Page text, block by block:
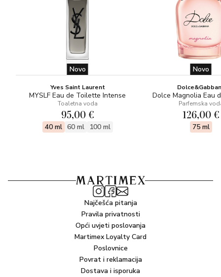
Novo
Yves Saint Laurent
MYSLF Eau de Toilette Intense
Toaletna voda
95,00 €
40 ml 60 ml 100 ml
Novo
Dolce Magnolia Eau
Parfemska
126,00 €
75 ml
Najčešća pitanja
Pravila privatnosti
Opći uvjeti poslovanja
Martimex Loyalty Card
Poslovnice
Povrat i reklamacija
Dostava i isporuka